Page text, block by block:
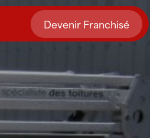
Devenir Franchisé